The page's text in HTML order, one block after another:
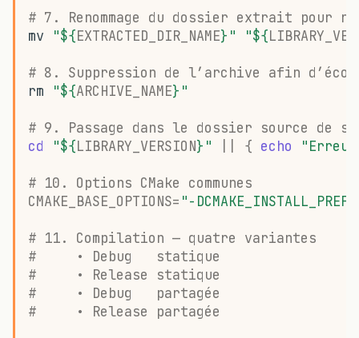
# 7. Renommage du dossier extrait pour
mv
"${EXTRACTED_DIR_NAME} " "${
# 8. Suppression de l’archive afin
rm
"${ARCHIVE_NAME} "
# 9. Passage dans le dossier source de
cd
"${LIBRARY_VERSION} " { echo
# 10. Options CMake communes
CMAKE_BASE_OPTIONS= "-
# 11. Compilation — quatre variantes
#     • Debug   statique
#     • Release statique
#     • Debug   partagée
#     • Release partagée